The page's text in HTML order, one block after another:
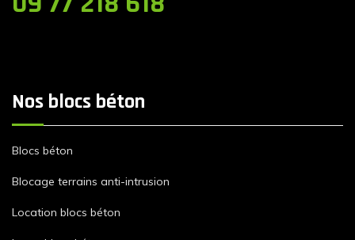
Nos blocs béton
Blocs béton
Blocage terrains anti-intrusion
Location blocs béton